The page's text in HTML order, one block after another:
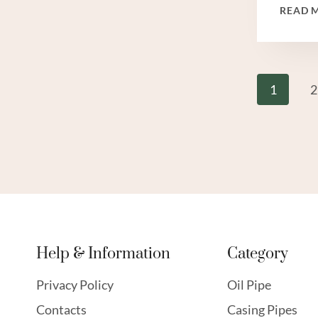
READ
Page
1 2
Help & Information
Privacy Policy
Contacts
Category
Oil Pipe
Casing Pipes